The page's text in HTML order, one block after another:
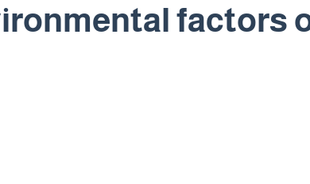
factors